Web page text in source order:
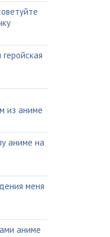
из аниме
аниме на
меня
аниме